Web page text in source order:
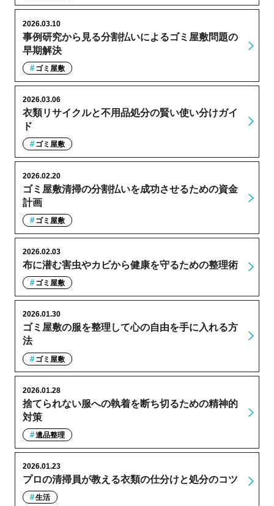
事例研究から見る分割払いによるゴミ屋敷問題の
早期解決
2026.03.10
ゴミ屋敷
衣類リサイクルと不用品処分の賢い使い分けガイ
ド
2026.03.06
ゴミ屋敷
ゴミ屋敷清掃の分割払いを成功させるための資金
計画
2026.02.20
ゴミ屋敷
布に潜む害虫やカビから健康を守るための整理術
2026.02.03
ゴミ屋敷
ゴミ屋敷の服を整理して心の自由を手に入れる方
法
2026.01.30
ゴミ屋敷
捨てられない服への執着を断ち切るための精神的
対策
2026.01.28
遺品整理
プロの清掃員が教える衣類の仕分けと処分のコツ
2026.01.23
生活